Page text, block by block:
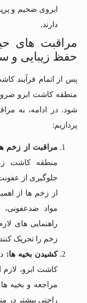
ابروی ضخیم و
دارند.
مراقبت های
حفظ زیبایی و
پس از اتمام فرآیند
منطقه کاشت ابرو
شود. در ادامه، به
پردازیم:
مراقبت از زخم
منطقه کاشت
جلوگیری از
از زخم ها از
مواد
راهنمایی های
زخم را تحریک
کشیدن بخیه ها:
کاشت ابرو،
مراجعه و بخیه
راحتی بیشتر